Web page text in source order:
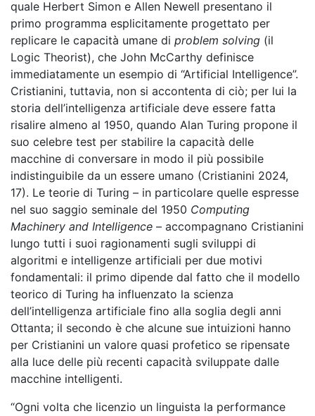
quale Herbert Simon e Allen Newell presentano il
primo programma esplicitamente progettato per
replicare le capacità umane di problem solving (il
Logic Theorist), che John McCarthy definisce
immediatamente un esempio di “Artificial Intelligence”.
Cristianini, tuttavia, non si accontenta di ciò; per lui la
storia dell’intelligenza artificiale deve essere fatta
risalire almeno al 1950, quando Alan Turing propone il
suo celebre test per stabilire la capacità delle
macchine di conversare in modo il più possibile
indistinguibile da un essere umano (Cristianini 2024,
17). Le teorie di Turing – in particolare quelle espresse
nel suo saggio seminale del 1950 Computing
Machinery and Intelligence – accompagnano Cristianini
lungo tutti i suoi ragionamenti sugli sviluppi di
algoritmi e intelligenze artificiali per due motivi
fondamentali: il primo dipende dal fatto che il modello
teorico di Turing ha influenzato la scienza
dell’intelligenza artificiale fino alla soglia degli anni
Ottanta; il secondo è che alcune sue intuizioni hanno
per Cristianini un valore quasi profetico se ripensate
alla luce delle più recenti capacità sviluppate dalle
macchine intelligenti.
“Ogni volta che licenzio un linguista la performance